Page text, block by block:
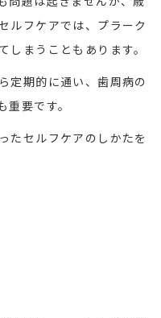
ルフケアでは、プラーク
しまうこともあります。
定期的に通い、歯周病の
要です。
たセルフケアのしかたを